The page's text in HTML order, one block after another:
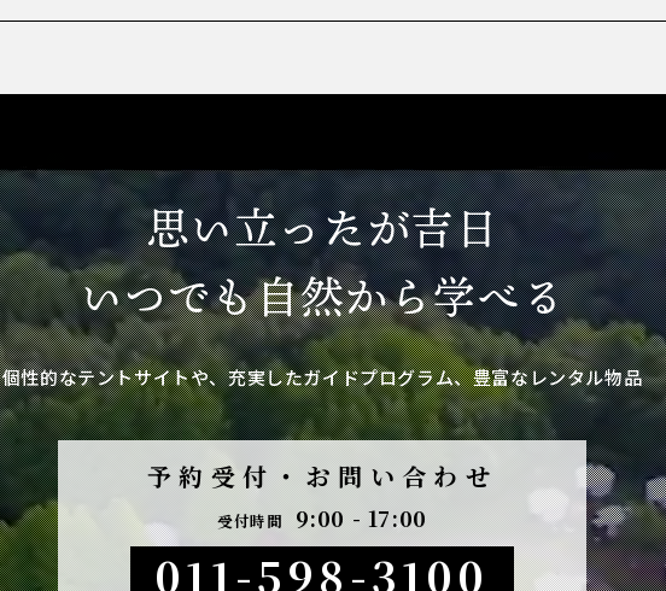
思い立ったが吉日
いつでも自然から学べる
個性的なテントサイトや、充実したガイドプログラム、豊富なレンタル物品
予約受付・お問い合わせ
受付時間 9:00 - 17:00
011-598-3100